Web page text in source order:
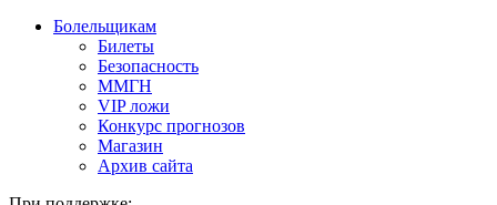
Болельщикам
Билеты
Безопасность
ММГН
VIP ложи
Конкурс прогнозов
Магазин
Архив сайта